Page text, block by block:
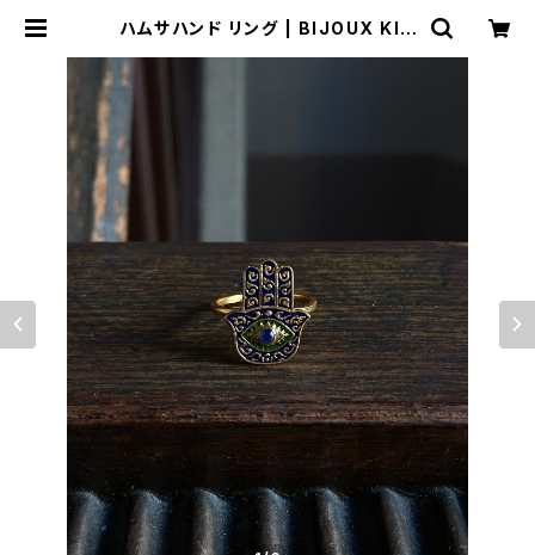
ハムサハンド リング | BIJOUX KIQ